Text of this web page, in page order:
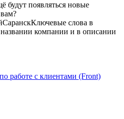
будут появляться новые
СаранскКлючевые слова в
компании и в описании
работе с клиентами (Front)